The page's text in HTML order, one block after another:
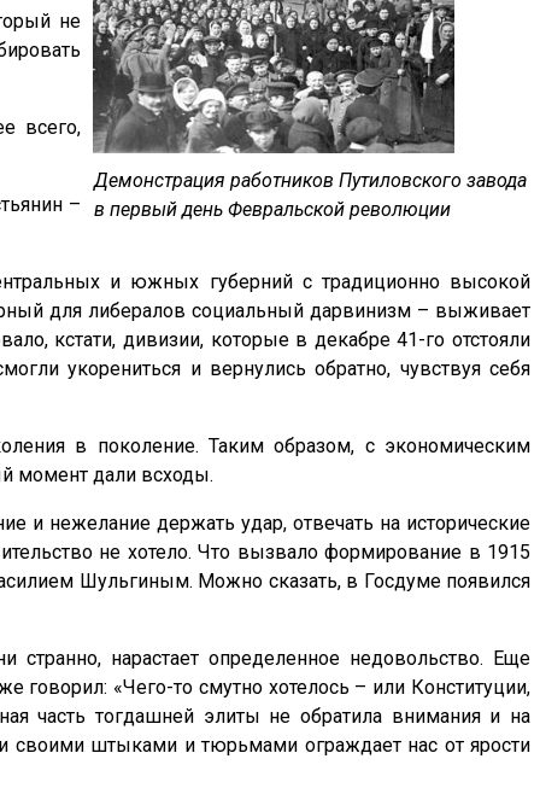
Демонстрация работников Путиловского завода
в первый день Февральской революции
не
всего,
–
и южных губерний с традиционно высокой
для либералов социальный дарвинизм – выживает
кстати, дивизии, которые в декабре 41-го отстояли
укорениться и вернулись обратно, чувствуя себя
в поколение. Таким образом, с экономическим
момент дали всходы.
и нежелание держать удар, отвечать на исторические
не хотело. Что вызвало формирование в 1915
Шульгиным. Можно сказать, в Госдуме появился
странно, нарастает определенное недовольство. Еще
«Чего-то смутно хотелось – или Конституции,
часть тогдашней элиты не обратила внимания и на
своими штыками и тюрьмами ограждает нас от ярости